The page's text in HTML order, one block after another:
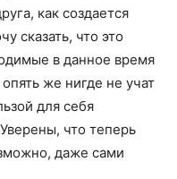
как создается
сказать, что это
в данное время
же нигде не учат
для себя
что теперь
даже сами